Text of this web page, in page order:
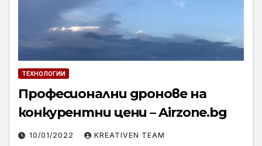
ТЕХНОЛОГИИ
Професионални дронове на
конкурентни цени – Airzone.bg
10/01/2022 KREATIVEN TEAM